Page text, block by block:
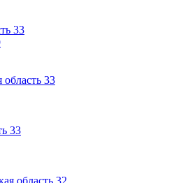
33
область 33
33
область 32